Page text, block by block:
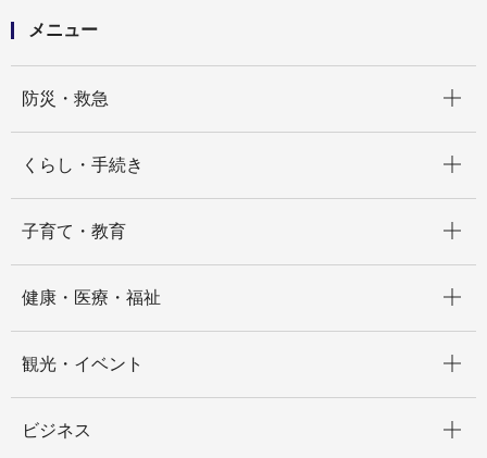
メニュー
防災・救急
くらし・手続き
子育て・教育
健康・医療・福祉
観光・イベント
ビジネス